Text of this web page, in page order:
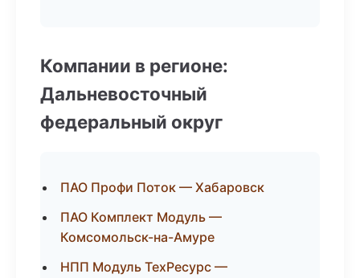
Компании в регионе:
Дальневосточный
федеральный округ
ПАО Профи Поток — Хабаровск
ПАО Комплект Модуль —
Комсомольск-на-Амуре
НПП Модуль ТехРесурс —